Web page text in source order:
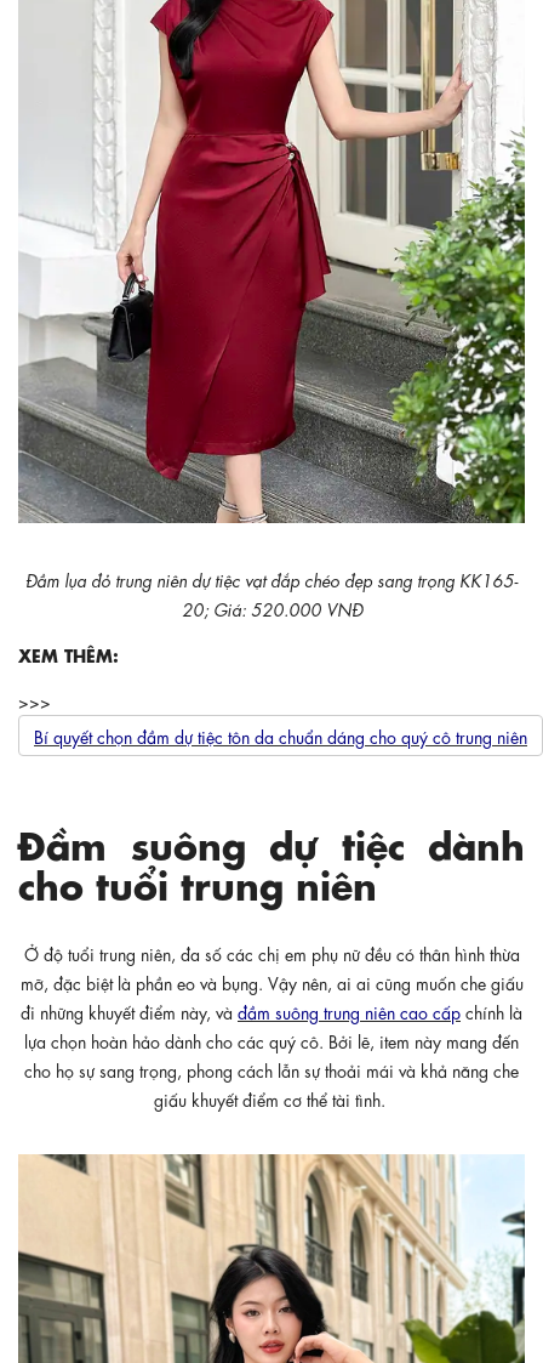
Đầm lụa đỏ trung niên dự tiệc vạt đắp chéo đẹp sang trọng KK165-
20; Giá: 520.000 VNĐ
XEM THÊM:
>>>
Bí quyết chọn đầm dự tiệc tôn da chuẩn dáng cho quý cô trung niên
Đầm suông dự tiệc dành
cho tuổi trung niên
Ở độ tuổi trung niên, đa số các chị em phụ nữ đều có thân hình thừa
mỡ, đặc biệt là phần eo và bụng. Vậy nên, ai ai cũng muốn che giấu
đi những khuyết điểm này, và đầm suông trung niên cao cấp chính là
lựa chọn hoàn hảo dành cho các quý cô. Bởi lẽ, item này mang đến
cho họ sự sang trọng, phong cách lẫn sự thoải mái và khả năng che
giấu khuyết điểm cơ thể tài tình.